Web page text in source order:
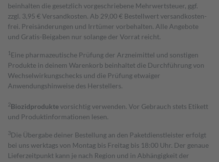
beinhalten die gesetzlich vorgeschriebene Mehrwertsteuer, ggf.
zzgl. 3,95 € Versandkosten. Ab 29,00 € Bestell­wert versand­kosten­
frei. Preisänderungen und Irrtümer vorbehalten. Alle Angebote
und Gratis-Beigaben nur solange der Vorrat reicht.
1 Eine pharmazeutische Prüfung der Arzneimittel und sonstigen
Produkte in deinem Warenkorb beinhaltet die Durchführung von
Wechselwirkungschecks und die Prüfung etwaiger
Anwendungshinweise des Herstellers.
2Biozidproduktevorsichtig verwenden. Vor Gebrauch stets Etikett
und Produktinformationen lesen.
3Die Übergabe deiner Bestellung an den Paketdienstleister erfolgt
bei uns werktags von Montag bis Freitag bis 18:00 Uhr. Der genaue
Lieferzeitpunkt kann je nach Region und in Abhängigkeit der